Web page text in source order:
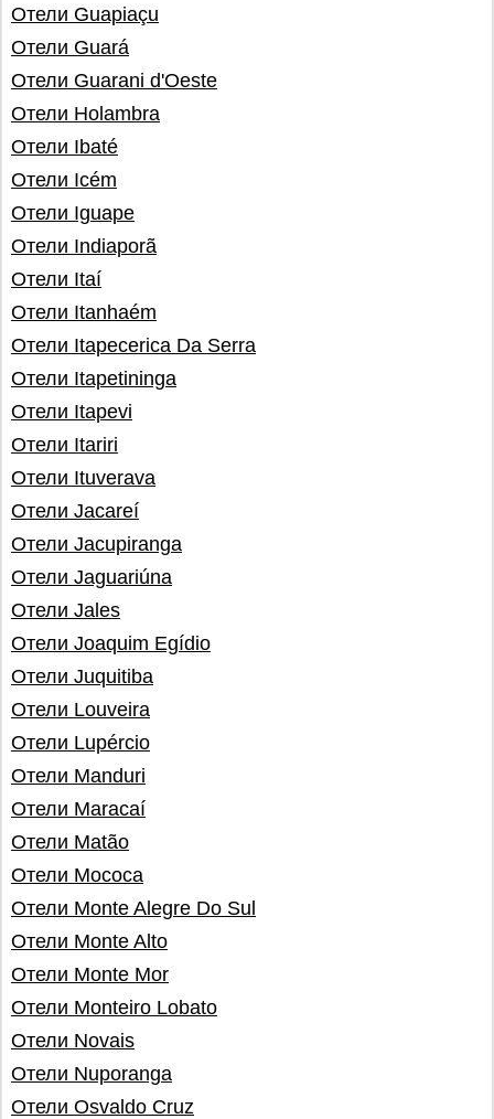
Отели Guapiaçu
Отели Guará
Отели Guarani d'Oeste
Отели Holambra
Отели Ibaté
Отели Icém
Отели Iguape
Отели Indiaporã
Отели Itaí
Отели Itanhaém
Отели Itapecerica Da Serra
Отели Itapetininga
Отели Itapevi
Отели Itariri
Отели Ituverava
Отели Jacareí
Отели Jacupiranga
Отели Jaguariúna
Отели Jales
Отели Joaquim Egídio
Отели Juquitiba
Отели Louveira
Отели Lupércio
Отели Manduri
Отели Maracaí
Отели Matão
Отели Mococa
Отели Monte Alegre Do Sul
Отели Monte Alto
Отели Monte Mor
Отели Monteiro Lobato
Отели Novais
Отели Nuporanga
Отели Osvaldo Cruz